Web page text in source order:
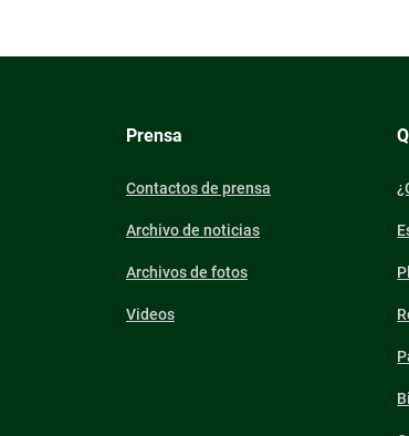
Prensa
Contactos de prensa
Archivo de noticias
Archivos de fotos
Videos